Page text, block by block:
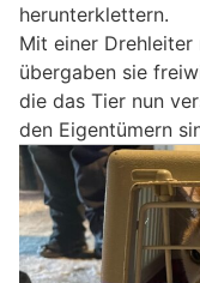
herunterklettern.
Mit einer
übergaben sie
die das Tier nun
den Eigentümern